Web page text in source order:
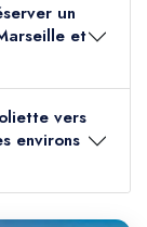
un
et
vers
environs